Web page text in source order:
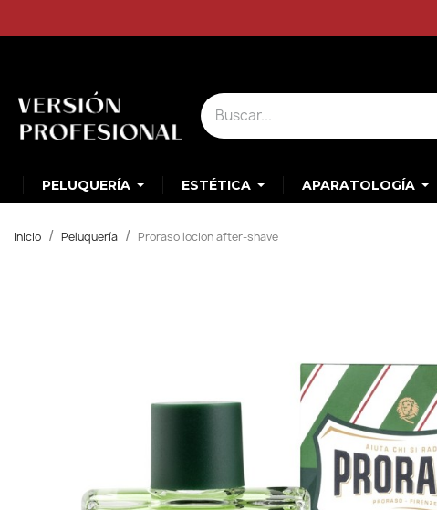
PELUQUERÍA ESTÉTICA APARATOLOGÍA
Inicio Peluquería Proraso locion after-shave